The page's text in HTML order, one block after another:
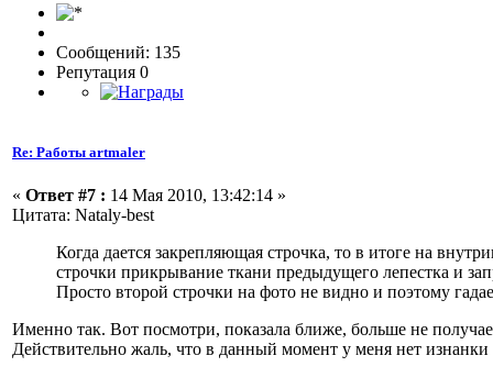
Сообщений: 135
Репутация 0
Re: Работы artmaler
« Ответ #7 : 14 Мая 2010, 13:42:14 »
Цитата: Nataly-best
Когда дается закрепляющая строчка, то в итоге на
строчки прикрывание ткани предыдущего лепестка и
Просто второй строчки на фото не видно и поэтому
Именно так. Вот посмотри, показала ближе, больше не
Действительно жаль, что в данный момент у меня нет изнанки